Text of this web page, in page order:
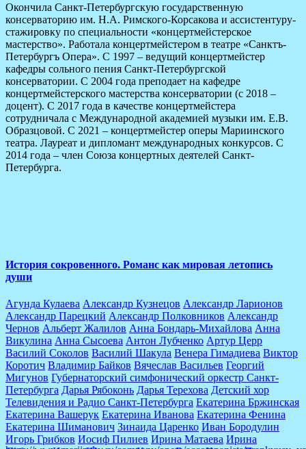
Окончила Санкт-Петербургскую государственную
консерваторию им. Н.А. Римского-Корсакова и ассистентуру-
стажировку по специальности «концертмейстерское
мастерство». Работала концертмейстером в театре «Санктъ-
Петербургъ Опера». С 1997 – ведущий концертмейстер
кафедры сольного пения Санкт-Петербургской
консерватории. С 2004 года преподает на кафедре
концертмейстерского мастерства консерватории (с 2018 –
доцент). С 2017 года в качестве концертмейстера
сотрудничала с Международной академией музыки им. Е.В.
Образцовой. С 2021 – концертмейстер оперы Мариинского
театра. Лауреат и дипломант международных конкурсов. С
2014 года – член Союза концертных деятелей Санкт-
Петербурга.
История сокровенного. Романс как мировая летопись
души
Агунда Кулаева Александр Кузнецов Александр Ларионов
Александр Парецкий Александр Полковников Александр
Чернов Альберт Жалилов Анна Бондарь-Михайлова Анна
Викулина Анна Сысоева Антон Лубченко Артур Церр
Василий Соколов Василий Шакула Венера Гимадиева Виктор
Коротич Владимир Байков Вячеслав Васильев Георгий
Мигунов Губернаторский симфонический оркестр Санкт-
Петербурга Дарья Рябоконь Дарья Терехова Детский хор
Телевидения и Радио Санкт-Петербурга Екатерина Бржинская
Екатерина Вашерук Екатерина Иванова Екатерина Фенина
Екатерина Шиманович Зинаида Царенко Иван Бородулин
Игорь Грибков Иосиф Пилиев Ирина Матаева Ирина